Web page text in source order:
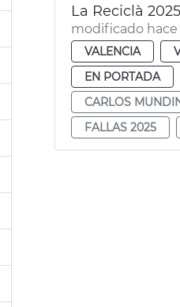
La Reciclà
modificado hace
VALENCIA
EN PORTADA
CARLOS
FALLAS 2025